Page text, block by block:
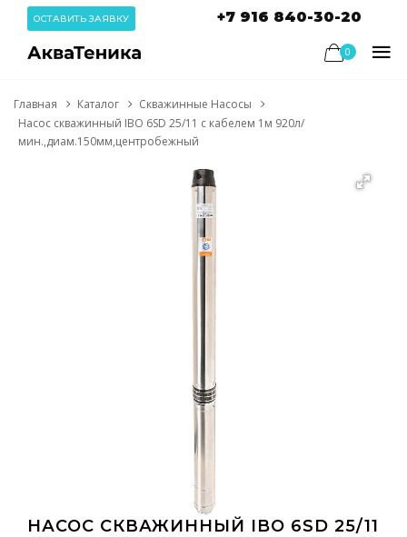
ОСТАВИТЬ ЗАЯВКУ +7 916 840-30-20
0
Главная Каталог
Скважинные Насосы
Насос скважинный IBO 6SD 25/11 с кабелем 1м 920л/
мин.,диам.150мм,центробежный
НАСОС СКВАЖИННЫЙ IBO 6SD 25/11